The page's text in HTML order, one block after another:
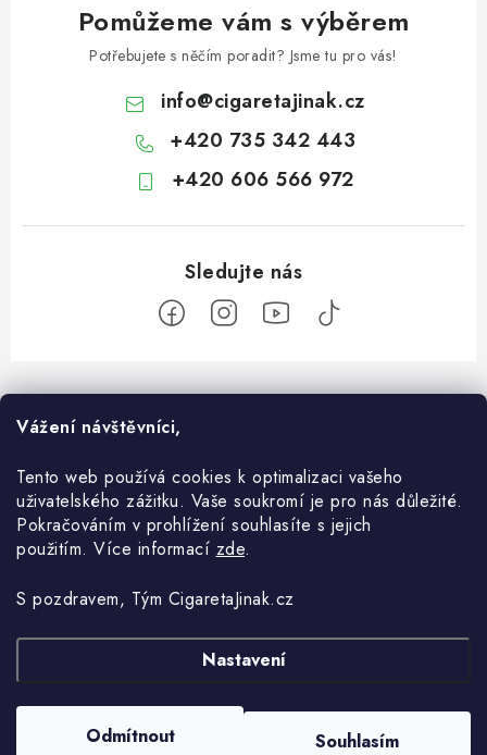
Vážení návštěvníci,
Tento web používá cookies k optimalizaci vašeho
uživatelského zážitku. Vaše soukromí je pro nás důležité.
Pokračováním v prohlížení souhlasíte s jejich
použitím. Více informací zde.
S pozdravem, Tým CigaretaJinak.cz
Nastavení
Odmítnout Souhlasím
Pomůžeme vám s výběrem
Potřebujete s něčím poradit? Jsme tu pro vás!
info@cigaretajinak.cz
+420 735 342 443
+420 606 566 972
Z
á
O nás
Kontakt
O e-shopu
Obchodní podmínky
Ochrana osobních údajů
Vše o nákupu
Komunikace
Reklamace a vracení zboží
Blog
Co je coil (žhavící hlava)?
Co je MTL a DL?
Jak vybrat liquid?
Vytvořil Shoptet
. Všechna práva vyhrazena.